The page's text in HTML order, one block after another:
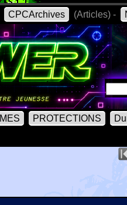
CPCArchives (Articles) -
PROTECTIONS